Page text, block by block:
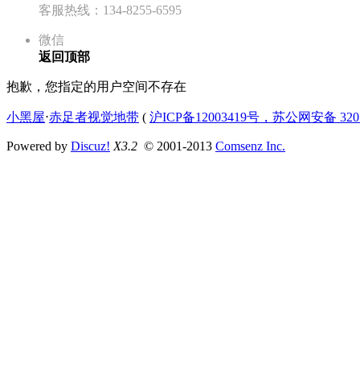
客服热线：134-8255-6595
微信
返回顶部
抱歉，您指定的用户空间不存在
小黑屋⋅赤足者视觉地带 ( 沪ICP备12003419号，苏公网安备
Powered by Discuz! X3.2 © 2001-2013 Comsenz Inc.